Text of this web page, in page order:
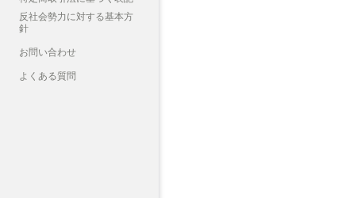
反社会勢力に対する基本方
針
お問い合わせ
よくある質問